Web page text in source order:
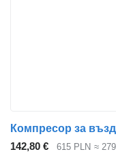
142,80 € 615 PLN ≈